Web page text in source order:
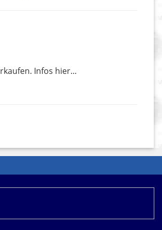
Infos hier...
an denen wir über
durch CHECK24.net erhalten